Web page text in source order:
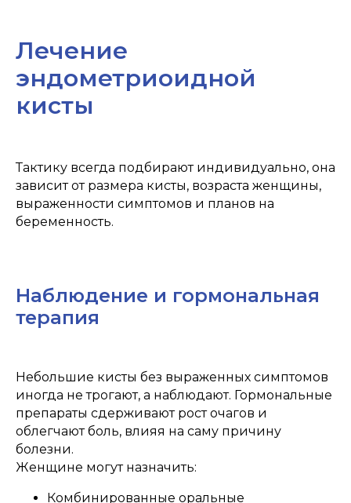
Лечение
эндометриоидной
кисты
Тактику всегда подбирают индивидуально, она
зависит от размера кисты, возраста женщины,
выраженности симптомов и планов на
беременность.
Наблюдение и гормональная
терапия
Небольшие кисты без выраженных симптомов
иногда не трогают, а наблюдают. Гормональные
препараты сдерживают рост очагов и
облегчают боль, влияя на саму причину
болезни.
Женщине могут назначить:
Комбинированные оральные
НАШИПРЕИМУЩЕСТВА